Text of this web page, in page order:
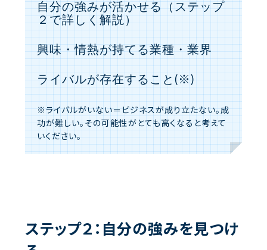
自分の強みが活かせる（ステップ
２で詳しく解説）
興味・情熱が持てる業種・業界
ライバルが存在すること(※)
※ライバルがいない＝ビジネスが成り立たない。成
功が難しい。その可能性がとても高くなると考えて
いください。
ステップ２：自分の強みを見つけ